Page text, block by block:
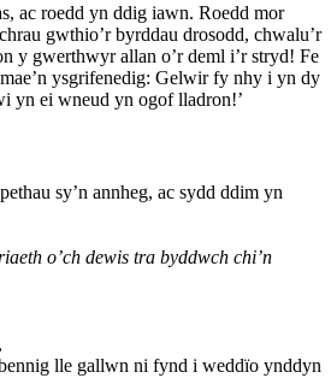
ac roedd yn ddig iawn. Roedd mor
gwthio’r byrddau drosodd, chwalu’r
y gwerthwyr allan o’r deml i’r stryd! Fe
ysgrifenedig: Gelwir fy nhy i yn dy
yn ei wneud yn ogof lladron!’
sy’n annheg, ac sydd ddim yn
o’ch dewis tra byddwch chi’n
lle gallwn ni fynd i weddïo ynddyn